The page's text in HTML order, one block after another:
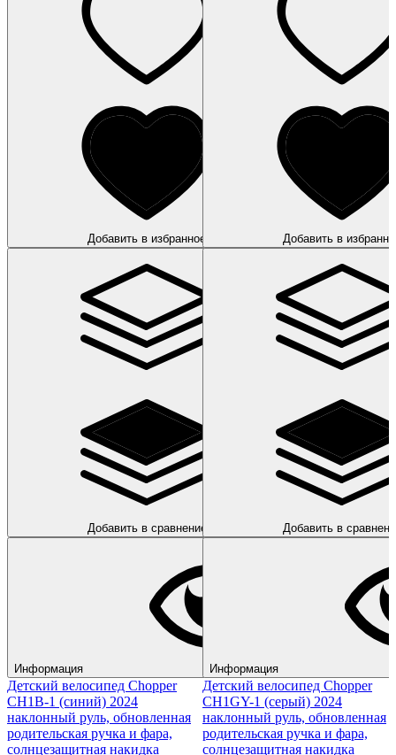
Добавить в избранное
Добавить в сравнение
Информация
Детский велосипед Chopper
CH1B-1 (синий) 2024
наклонный руль, обновленная
родительская ручка и фара,
солнцезащитная накидка
Добавить в
Добавить в
Информация
Детский велосипед Chopper
CH1GY-1 (серый) 2024
наклонный руль, обновленная
родительская ручка и фара,
солнцезащитная накидка